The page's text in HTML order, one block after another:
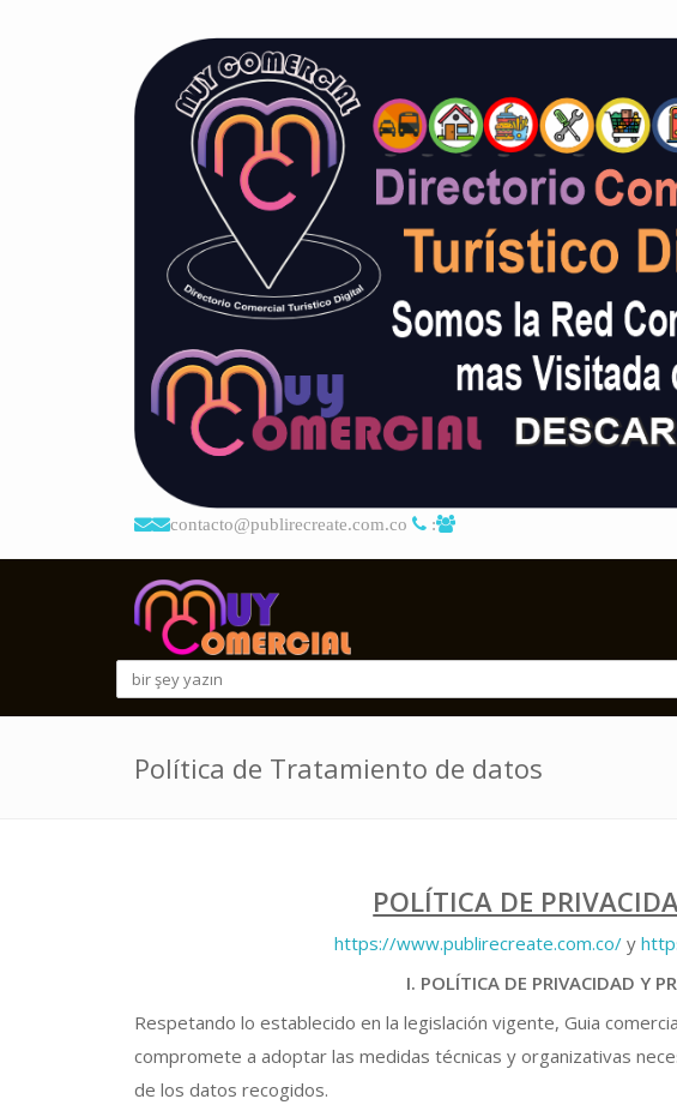
contacto@publirecreate.com.co :
Política de Tratamiento de datos
POLÍTICA DE
https://www.publirecreate.com.co/y
I. POLÍTICA DE PRIVACIDAD Y
Respetando lo establecido en la legislación vigente, Guia
compromete a adoptar las medidas técnicas y organizativas
de los datos recogidos.